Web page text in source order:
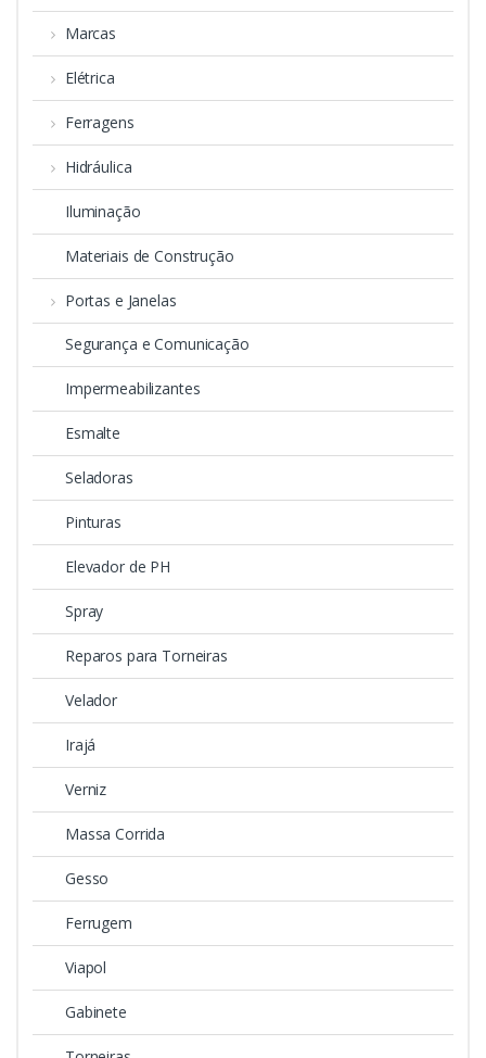
Marcas
Elétrica
Ferragens
Hidráulica
Iluminação
Materiais de Construção
Portas e Janelas
Segurança e Comunicação
Impermeabilizantes
Esmalte
Seladoras
Pinturas
Elevador de PH
Spray
Reparos para Torneiras
Velador
Irajá
Verniz
Massa Corrida
Gesso
Ferrugem
Viapol
Gabinete